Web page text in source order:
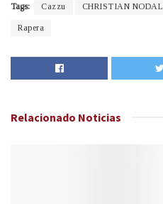
Tags: Cazzu CHRISTIAN NODAL
Rapera
Relacionado Noticias